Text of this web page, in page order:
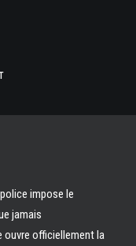
impose le
jamais
ouvre officiellement la